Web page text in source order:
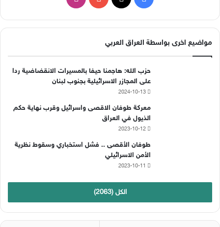
ي
س
ب
و
ك
X
Y
u
T
ن
ت
ق
مواضيع اخرى بواسطة العراق العربي
حزب الله: هاجمنا حيفا بالمسيرات الانقضاضية ردا
على المجازر الاسرائيلية بجنوب لبنان
2024-10-13
معركة طوفان الاقصى واسرائيل وقرب نهاية حكم
الذيول في العراق
2023-10-12
طوفان الأقصى .. فشل استخباري وسقوط نظرية
الأمن الاسرائيلي
2023-10-11
الكل (2063)